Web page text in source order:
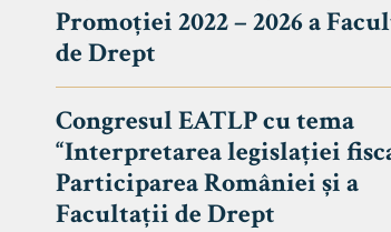
Promoției 2022 – 2026 a
de Drept
Congresul EATLP cu tema
“Interpretarea legislației
Participarea României și a
Facultații de Drept